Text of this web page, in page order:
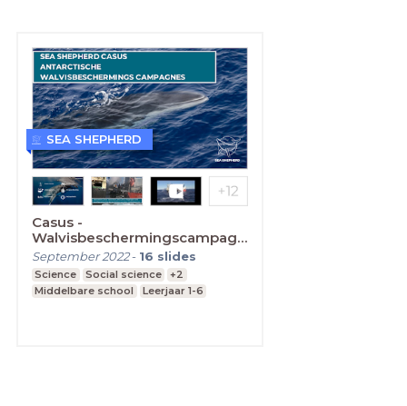
Casus -
Walvisbeschermingscampagne
(Middelbare school)
September 2022- 16 slides
Science Social science
+2
Middelbare school
Leerjaar 1-6
SEA SHEPHERD